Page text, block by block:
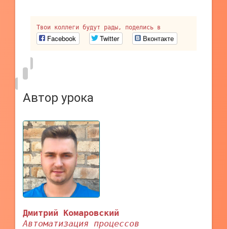
Твои коллеги будут рады, поделись в
Facebook Twitter Вконтакте
Автор урока
Дмитрий Комаровский
Автоматизация процессов